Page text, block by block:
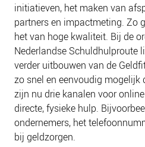
initiatieven, het maken van
partners en impactmeting. Zo
het van hoge kwaliteit. Bij de
Nederlandse Schuldhulproute
verder uitbouwen van de
zo snel en eenvoudig mogelijk
zijn nu drie kanalen voor
directe, fysieke hulp.
ondernemers, het
bij geldzorgen.